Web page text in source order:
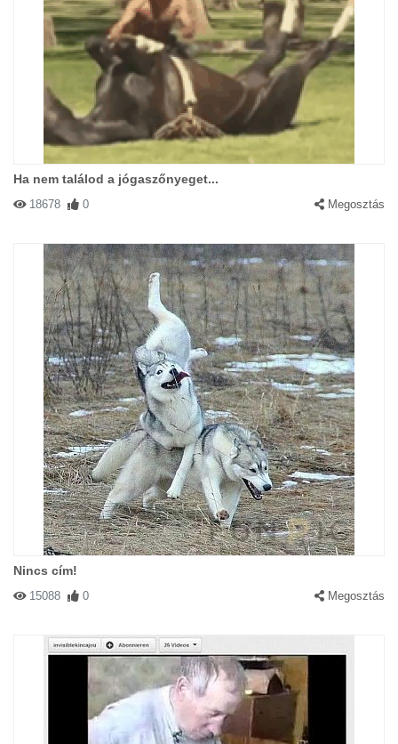
Ha nem találod a jógaszőnyeget...
18678 0 Megosztás
Nincs cím!
15088 0 Megosztás